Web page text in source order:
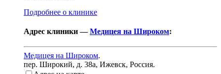
Подробнее о клинике
Адрес клиники —Медицея на Широком:
Медицея на Широком.
пер. Широкий, д. 38а, Ижевск, Россия.